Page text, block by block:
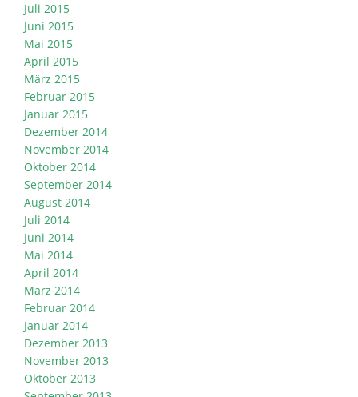
Juli 2015
Juni 2015
Mai 2015
April 2015
März 2015
Februar 2015
Januar 2015
Dezember 2014
November 2014
Oktober 2014
September 2014
August 2014
Juli 2014
Juni 2014
Mai 2014
April 2014
März 2014
Februar 2014
Januar 2014
Dezember 2013
November 2013
Oktober 2013